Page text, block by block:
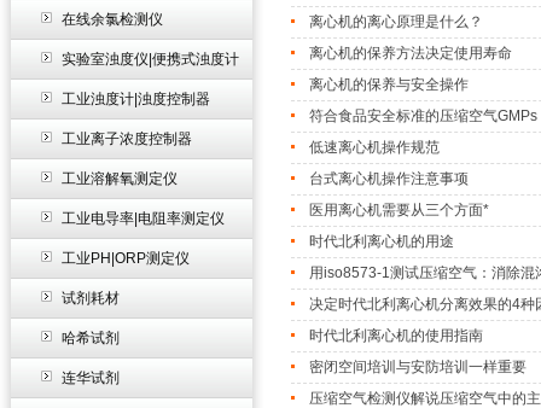
在线余氯检测仪
实验室浊度仪|便携式浊度计
工业浊度计|浊度控制器
工业离子浓度控制器
工业溶解氧测定仪
工业电导率|电阻率测定仪
工业PH|ORP测定仪
试剂耗材
哈希试剂
连华试剂
离心机的离心原理是什么？
离心机的保养方法决定使用寿命
离心机的保养与安全操作
符合食品安全标准的压缩空气GMPs
低速离心机操作规范
台式离心机操作注意事项
医用离心机需要从三个方面*
时代北利离心机的用途
用iso8573-1测试压缩空气：消除混
决定时代北利离心机分离效果的4种
时代北利离心机的使用指南
密闭空间培训与安防培训一样重要
压缩空气检测仪解说压缩空气中的